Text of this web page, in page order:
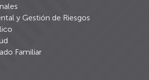
y Gestión de Riesgos
Familiar